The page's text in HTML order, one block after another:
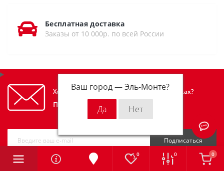
Ваш город —Эль-Монте?
0 0 0
Бесплатная доставка
Заказы от 10 000р. по всей России
Хотите узнавать первым об акциях и скидках?
Подпишитесь на нашу рассылку
Подписаться